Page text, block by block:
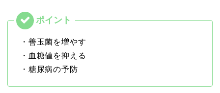
・善玉菌を増やす
・血糖値を抑える
・糖尿病の予防